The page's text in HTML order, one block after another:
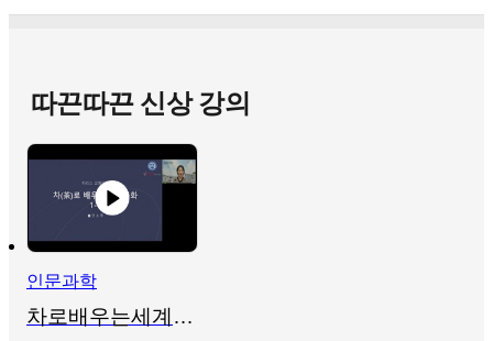
따끈따끈 신상 강의
인문과학
차로배우는세계문화